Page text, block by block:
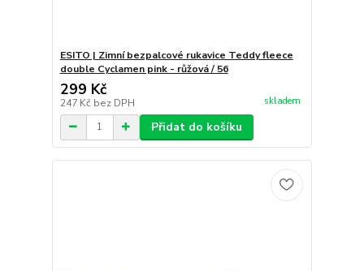
ESITO | Zimní bezpalcové rukavice Teddy fleece
double Cyclamen pink - růžová / 56
299 Kč
247 Kč bez DPH skladem
Přidat do košíku